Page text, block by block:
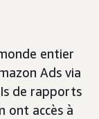
entier
Ads via
de rapports
ont accès à